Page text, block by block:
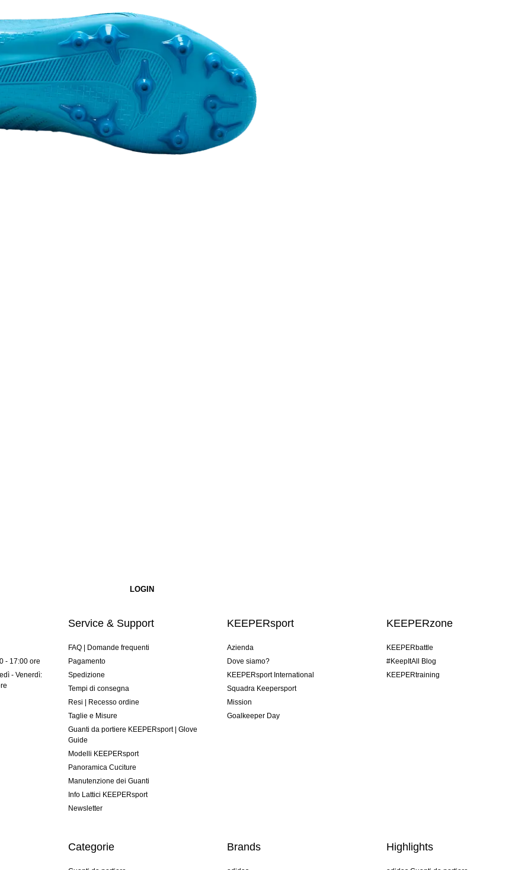
- 17:00 ore
- Venerdì:
Service & Support
FAQ | Domande frequenti
Pagamento
Spedizione
Tempi di consegna
Resi | Recesso ordine
Taglie e Misure
Guanti da portiere KEEPERsport | Glove
Guide
Modelli KEEPERsport
Panoramica Cuciture
Manutenzione dei Guanti
Info Lattici KEEPERsport
Newsletter
KEEPERsport
Azienda
Dove siamo?
KEEPERsport International
Squadra Keepersport
Mission
Goalkeeper Day
KEEPERzone
KEEPERbattle
#KeepItAll Blog
KEEPERtraining
Categorie Brands Highlights